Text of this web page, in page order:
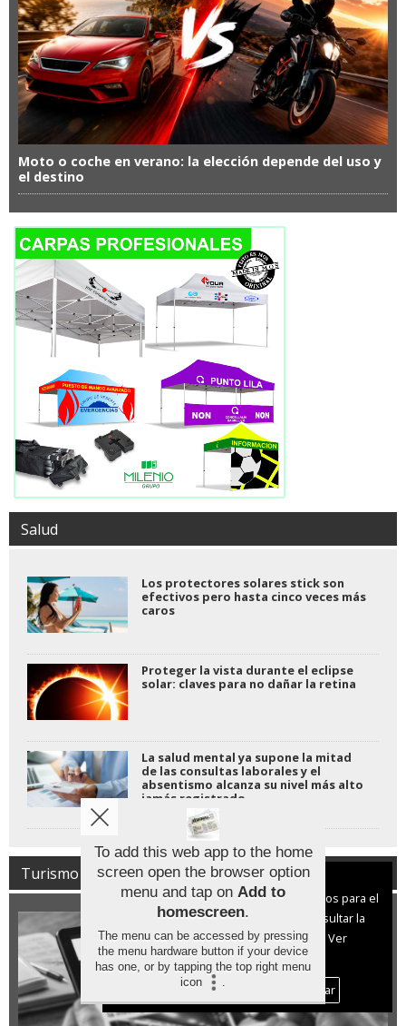
Moto o coche en verano: la elección depende del uso y
el destino
Salud
Los protectores solares stick son
efectivos pero hasta cinco veces más
caros
Proteger la vista durante el eclipse
solar: claves para no dañar la retina
La salud mental ya supone la mitad
de las consultas laborales y el
absentismo alcanza su nivel más alto
jamás registrado.
Turismo Aviso sobre el Uso de cookies:
Utilizamos cookies nuestras y de terceros para el
funcionamiento del digital. Puedes consultar la
lista de cookies y como desconectarlas.
Ver
nuestra Política de Privacidad y Cookies
Aceptar Cookies
Personalizar
To add this web app to the home
screen open the browser option
menu and tap on Add to
homescreen.
The menu can be accessed by pressing
the menu hardware button if your device
has one, or by tapping the top right menu
icon
.